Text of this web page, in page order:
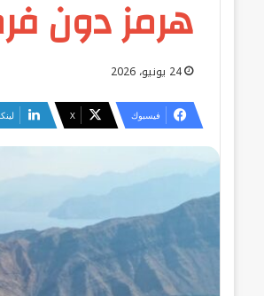
هرمز دون
24 يونيو، 2026
فيسبوك ‫X